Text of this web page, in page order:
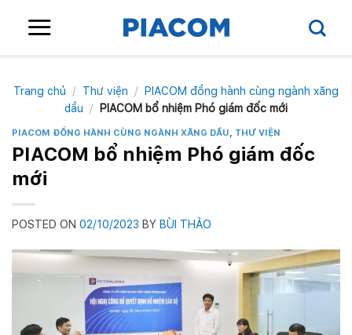
Trang chủ / Thư viện /
PIACOM đồng hành cùng ngành xăng
dầu
/ PIACOM bổ nhiệm Phó giám đốc mới
PIACOM ĐỒNG HÀNH CÙNG NGÀNH XĂNG DẦU, THƯ VIỆN
PIACOM bổ nhiệm Phó giám đốc
mới
POSTED ON 02/10/2023 BY BÙI THẢO